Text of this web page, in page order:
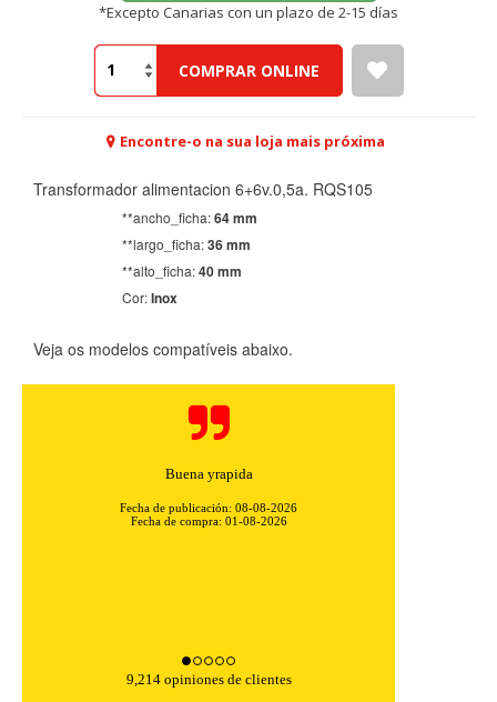
*Excepto Canarias con un plazo de 2-15 días
COMPRAR ONLINE
Encontre-o na sua loja mais próxima
Transformador alimentacion 6+6v.0,5a. RQS105
**ancho_ficha:64 mm
**largo_ficha:36 mm
**alto_ficha:40 mm
Cor:Inox
Veja os modelos compatíveis abaixo.
Buena yrapida
Fecha de publicación: 08-08-2026
Fecha de compra: 01-08-2026
9,214 opiniones de clientes
CONFIGURACIÓN DE COOKIES
Estas cookies son necesarias para que el sitio web
funcione y no se pueden desactivar en nuestros sistemas.
COOKIELEGALFERSAY, VSF904, PHPSESSID, wp-settings-1,
wp-settings-time-1, _evCo, _evCoLT